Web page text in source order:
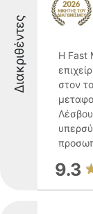
Διακριθέντες
Η Fast
στον
9.3